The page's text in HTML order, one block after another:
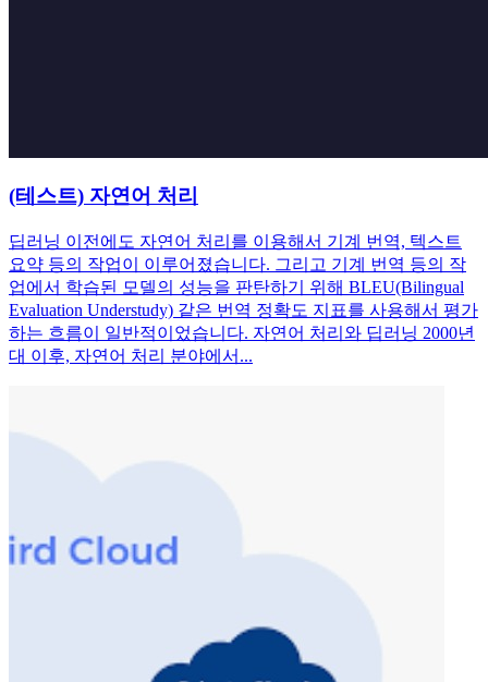
(테스트) 자연어 처리
딥러닝 이전에도 자연어 처리를 이용해서 기계 번역, 텍스트
요약 등의 작업이 이루어졌습니다. 그리고 기계 번역 등의 작
업에서 학습된 모델의 성능을 판탄하기 위해 BLEU(Bilingual
Evaluation Understudy) 같은 번역 정확도 지표를 사용해서 평가
하는 흐름이 일반적이었습니다. 자연어 처리와 딥러닝 2000년
대 이후, 자연어 처리 분야에서...